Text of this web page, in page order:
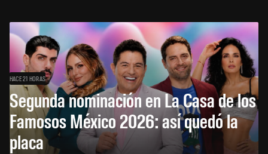
HACE 21 HORAS
Segunda nominación en La Casa de los
Famosos México 2026: así quedó la
placa